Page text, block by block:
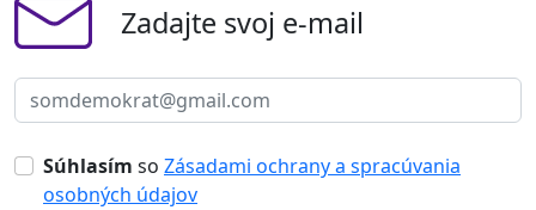
Zadajte svoj e-mail
Súhlasím so Zásadami ochrany a spracúvania
osobných údajov